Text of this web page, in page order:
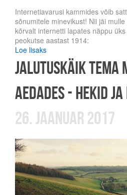
Internetiavarusi kammides võib
sõnumitele minevikust! Nii jäi
kõrvalt internetti lapates näppu
peokutse aastast 1914:
Loe lisaks
jalutuskäik tema
aedades - hekid
26. jaanuar 2017